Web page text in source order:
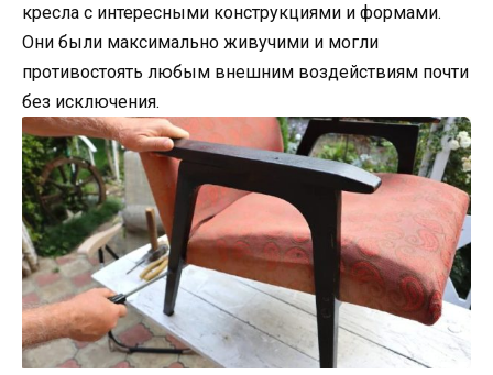
кресла с интересными конструкциями и формами.
Они были максимально живучими и могли
противостоять любым внешним воздействиям почти
без исключения.